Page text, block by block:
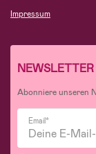
Impressum
NEWSLETTER
Abonniere unseren
Email*